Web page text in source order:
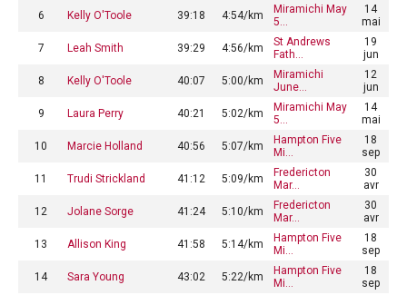
6 Kelly O'Toole 39:18 4:54/km
Miramichi May
5…
14
mai
7 Leah Smith 39:29 4:56/km
St Andrews
Fath…
19
jun
8 Kelly O'Toole 40:07 5:00/km
Miramichi
June…
12
jun
9 Laura Perry 40:21 5:02/km
Miramichi May
5…
14
mai
10 Marcie Holland 40:56 5:07/km
Hampton Five
Mi…
18
sep
11 Trudi Strickland 41:12 5:09/km
Fredericton
Mar…
30
avr
12 Jolane Sorge 41:24 5:10/km
Fredericton
Mar…
30
avr
13 Allison King 41:58 5:14/km
Hampton Five
Mi…
18
sep
14 Sara Young 43:02 5:22/km
Hampton Five
Mi…
18
sep